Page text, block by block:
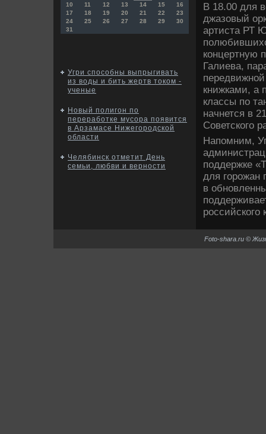
10
11 12 13 14 15
16
17
18 19 20 21 22
23
24
25 26 27 28 29
30
31
Угри способны выпрыгивать
из воды и бить жертв током -
ученые
Новый полигон по
переработке мусора появится
в Арзамасе Нижегородской
области
Челябинск отметит День
семьи, любви и верности
В 18.00 для
джазовый
артиста РТ
концертную
Галиева,
книжками, а
классы по
начнется в
Советского
Напомним,
поддержке
для горожан
в
российского
Foto-shara.ru ©